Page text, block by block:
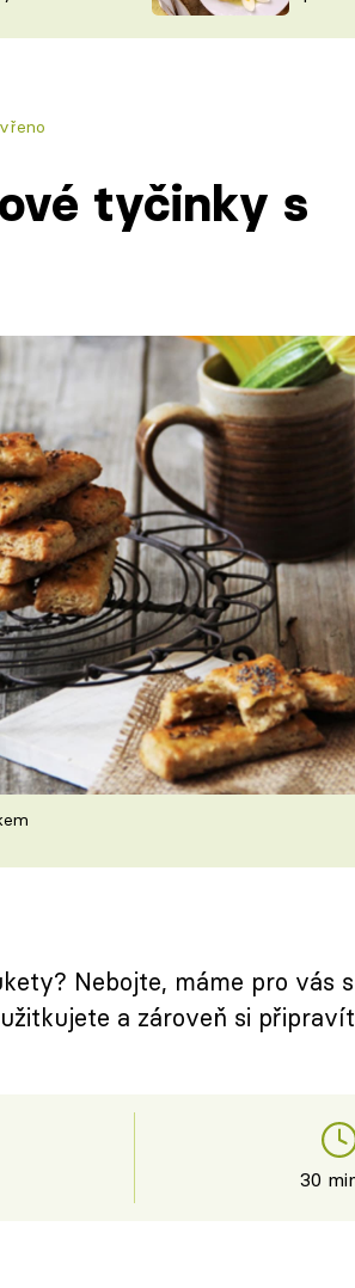
TALÍŘI
VYCHYTÁVKY
tyčinky s
Nebojte, máme pro vás
a zároveň si
30